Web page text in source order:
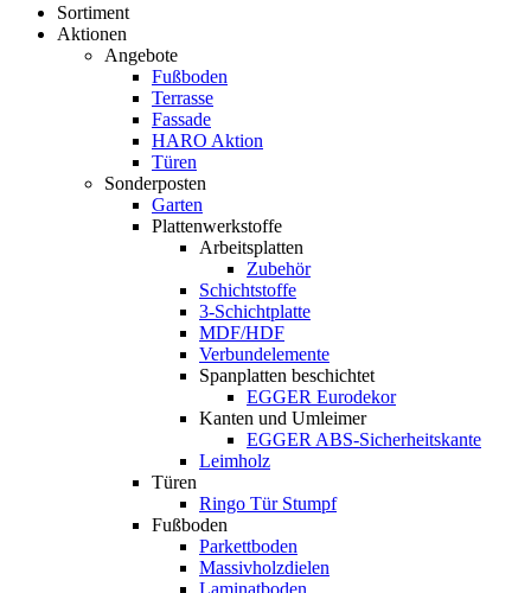
Sortiment
Aktionen
Angebote
Fußboden
Terrasse
Fassade
HARO Aktion
Türen
Sonderposten
Garten
Plattenwerkstoffe
Arbeitsplatten
Zubehör
Schichtstoffe
3-Schichtplatte
MDF/HDF
Verbundelemente
Spanplatten beschichtet
EGGER Eurodekor
Kanten und Umleimer
EGGER ABS-Sicherheitskante
Leimholz
Türen
Ringo Tür Stumpf
Fußboden
Parkettboden
Massivholzdielen
Laminatboden